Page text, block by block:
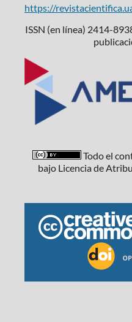
https://
ISSN (en línea) 2414-
Todo el
bajo Licencia de